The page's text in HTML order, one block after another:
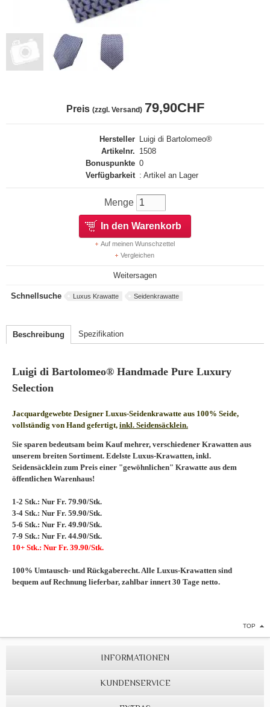
Preis (zzgl. Versand) 79,90CHF
Hersteller Luigi di Bartolomeo®
Artikelnr. 1508
Bonuspunkte 0
Verfügbarkeit : Artikel an Lager
Menge
In den Warenkorb
Auf meinen Wunschzettel
Vergleichen
Weitersagen
Schnellsuche Luxus Krawatte Seidenkrawatte
Beschreibung Spezifikation
Luigi di Bartolomeo® Handmade Pure Luxury
Selection
Jacquardgewebte Designer Luxus-Seidenkrawatte aus 100% Seide,
vollständig von Hand gefertigt, inkl. Seidensäcklein.
Sie sparen bedeutsam beim Kauf mehrer, verschiedener Krawatten aus
unserem breiten Sortiment. Edelste Luxus-Krawatten, inkl.
Seidensäcklein zum Preis einer "gewöhnlichen" Krawatte aus dem
öffentlichen Warenhaus!
1-2 Stk.: Nur Fr. 79.90/Stk.
3-4 Stk.: Nur Fr. 59.90/Stk.
5-6 Stk.: Nur Fr. 49.90/Stk.
7-9 Stk.: Nur Fr. 44.90/Stk.
10+ Stk.: Nur Fr. 39.90/Stk.
100% Umtausch- und Rückgaberecht. Alle Luxus-Krawatten sind
bequem auf Rechnung lieferbar, zahlbar innert 30 Tage netto.
TOP
INFORMATIONEN
KUNDENSERVICE